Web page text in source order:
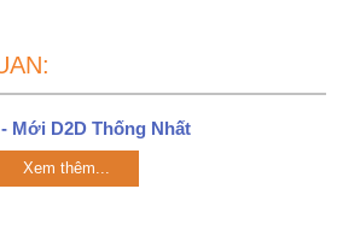
Mới D2D Thống Nhất
Xem thêm...